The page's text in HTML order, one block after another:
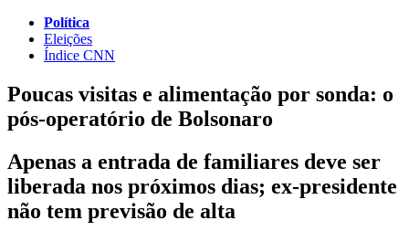
Política
Eleições
Índice CNN
Poucas visitas e alimentação por sonda: o
pós-operatório de Bolsonaro
Apenas a entrada de familiares deve ser
liberada nos próximos dias; ex-presidente
não tem previsão de alta